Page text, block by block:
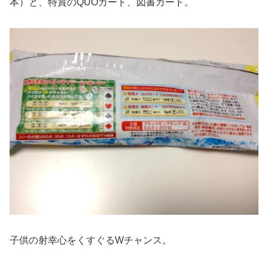
本）と、特賞のQUOカード、図書カード。
子供の射幸心をくすぐるWチャンス。